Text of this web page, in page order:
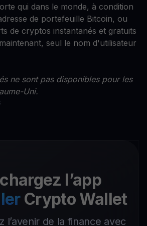
qui dans le monde, à condition
de portefeuille Bitcoin, ou
de cryptos instantanés et gratuits
seul le nom d'utilisateur
ne sont pas disponibles pour les
Uni.
l’app
Crypto Wallet
l’avenir de la finance avec